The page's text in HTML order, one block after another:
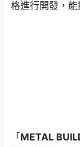
格進行開發，
「METAL